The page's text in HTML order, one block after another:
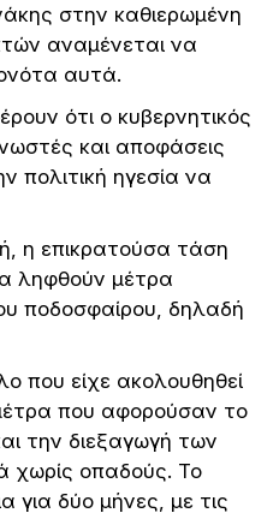
στην καθιερωμένη
αναμένεται να
αυτά.
ότι ο κυβερνητικός
και αποφάσεις
πολιτική ηγεσία να
η επικρατούσα τάση
ληφθούν μέτρα
ποδοσφαίρου, δηλαδή
που είχε ακολουθηθεί
που αφορούσαν το
την διεξαγωγή των
χωρίς οπαδούς. Το
για δύο μήνες, με τις